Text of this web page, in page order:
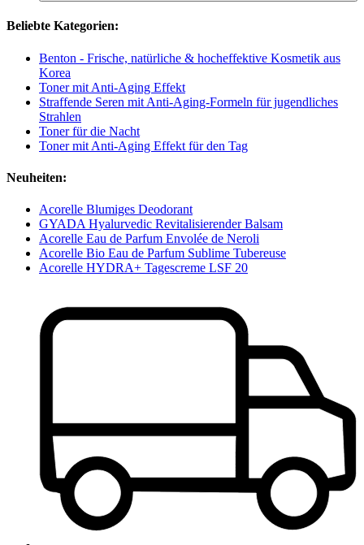
Beliebte Kategorien:
Benton - Frische, natürliche & hocheffektive Kosmetik aus
Korea
Toner mit Anti-Aging Effekt
Straffende Seren mit Anti‑Aging‑Formeln für jugendliches
Strahlen
Toner für die Nacht
Toner mit Anti-Aging Effekt für den Tag
Neuheiten:
Acorelle Blumiges Deodorant
GYADA Hyalurvedic Revitalisierender Balsam
Acorelle Eau de Parfum Envolée de Neroli
Acorelle Bio Eau de Parfum Sublime Tubereuse
Acorelle HYDRA+ Tagescreme LSF 20